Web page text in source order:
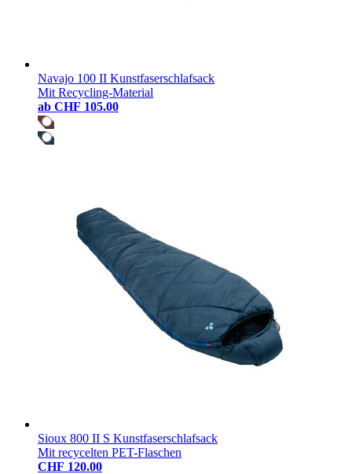
Navajo 100 II Kunstfaserschlafsack
Mit Recycling-Material
ab CHF 105.00
Sioux 800 II S Kunstfaserschlafsack
Mit recycelten PET-Flaschen
CHF 120.00